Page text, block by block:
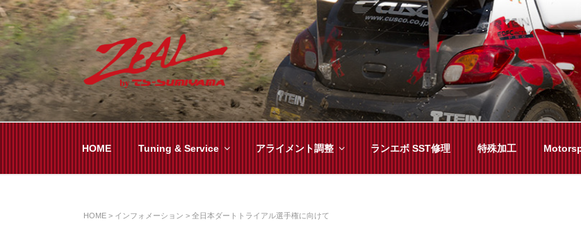
コ
ン
テ
ン
ツ
へ
ス
ZEAL BY TS-SUMIYAMA
オイル交換や車検といった日常メンテから各種チューニングまで、車に関することならジャンルフ
HOME Tuning & Service アライメント調整 ランエボ SST修理 特殊加工
HOME > インフォメーション > 全日本ダートトライアル選手権に向けて